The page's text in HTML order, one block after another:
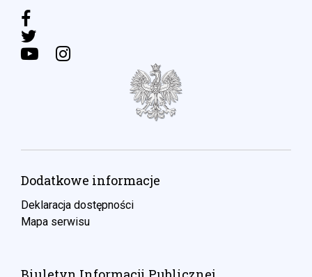
Dodatkowe informacje
Deklaracja dostępności
Mapa serwisu